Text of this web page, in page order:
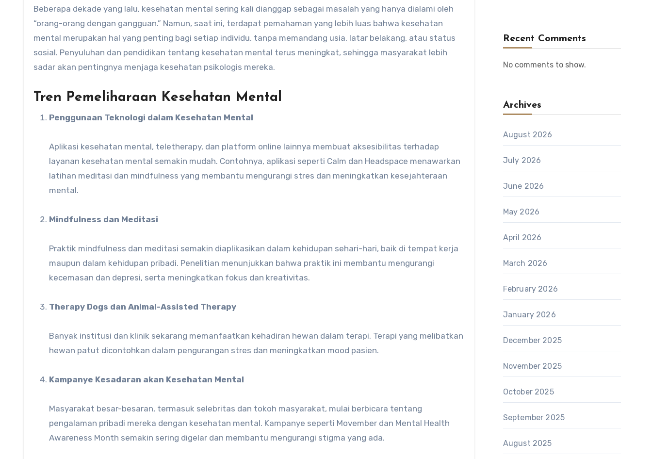
Beberapa dekade yang lalu, kesehatan mental sering kali dianggap sebagai masalah yang hanya dialami oleh
“orang-orang dengan gangguan.” Namun, saat ini, terdapat pemahaman yang lebih luas bahwa kesehatan
mental merupakan hal yang penting bagi setiap individu, tanpa memandang usia, latar belakang, atau status
sosial. Penyuluhan dan pendidikan tentang kesehatan mental terus meningkat, sehingga masyarakat lebih
sadar akan pentingnya menjaga kesehatan psikologis mereka.
Tren Pemeliharaan Kesehatan Mental
Penggunaan Teknologi dalam Kesehatan Mental
Aplikasi kesehatan mental, teletherapy, dan platform online lainnya membuat aksesibilitas terhadap
layanan kesehatan mental semakin mudah. Contohnya, aplikasi seperti Calm dan Headspace menawarkan
latihan meditasi dan mindfulness yang membantu mengurangi stres dan meningkatkan kesejahteraan
mental.
Mindfulness dan Meditasi
Praktik mindfulness dan meditasi semakin diaplikasikan dalam kehidupan sehari-hari, baik di tempat kerja
maupun dalam kehidupan pribadi. Penelitian menunjukkan bahwa praktik ini membantu mengurangi
kecemasan dan depresi, serta meningkatkan fokus dan kreativitas.
Therapy Dogs dan Animal-Assisted Therapy
Banyak institusi dan klinik sekarang memanfaatkan kehadiran hewan dalam terapi. Terapi yang melibatkan
hewan patut dicontohkan dalam pengurangan stres dan meningkatkan mood pasien.
Kampanye Kesadaran akan Kesehatan Mental
Masyarakat besar-besaran, termasuk selebritas dan tokoh masyarakat, mulai berbicara tentang
pengalaman pribadi mereka dengan kesehatan mental. Kampanye seperti Movember dan Mental Health
Awareness Month semakin sering digelar dan membantu mengurangi stigma yang ada.
Recent Comments
No comments to show.
Archives
August 2026
July 2026
June 2026
May 2026
April 2026
March 2026
February 2026
January 2026
December 2025
November 2025
October 2025
September 2025
August 2025